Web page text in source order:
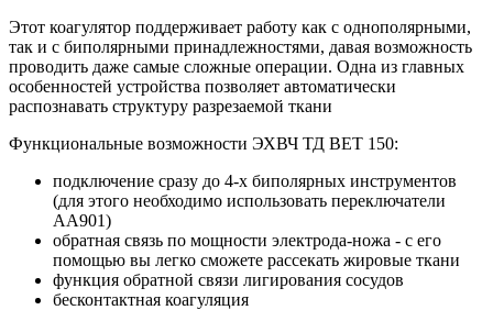
Этот коагулятор поддерживает работу как с однополярными,
так и с биполярными принадлежностями, давая возможность
проводить даже самые сложные операции. Одна из главных
особенностей устройства позволяет автоматически
распознавать структуру разрезаемой ткани
Функциональные возможности ЭХВЧ ТД ВЕТ 150:
подключение сразу до 4-х биполярных инструментов
(для этого необходимо использовать переключатели
АА901)
обратная связь по мощности электрода-ножа - с его
помощью вы легко сможете рассекать жировые ткани
функция обратной связи лигирования сосудов
бесконтактная коагуляция